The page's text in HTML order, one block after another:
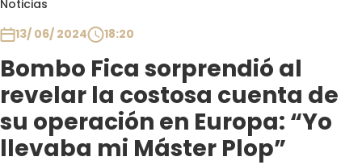
Noticias
13/ 06/ 2024
18:20
Bombo Fica sorprendió al
revelar la costosa cuenta de
su operación en Europa: “Yo
llevaba mi Máster Plop”
Club De La Comedia
Contigo en Directo
Plan Perfecto
El Tiempo
Sabingo
Todos Los Programas